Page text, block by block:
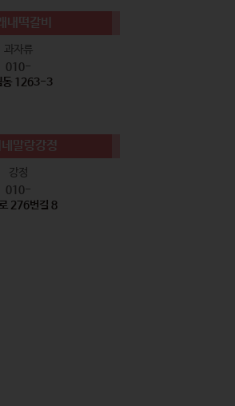
내떡갈비
과자류
010-
동 1263-3
말랑강정
강정
010-
276번길 8